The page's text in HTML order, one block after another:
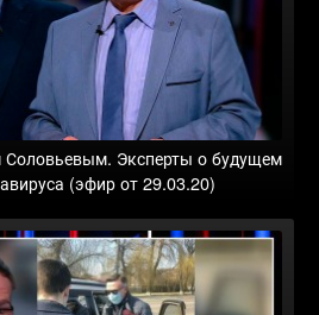
Эксперты о будущем
(эфир от 29.03.20)